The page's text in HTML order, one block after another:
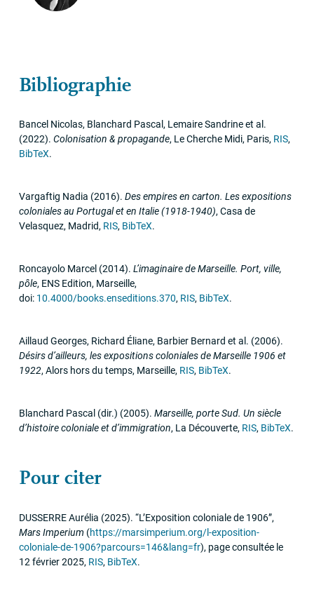
Bibliographie
Bancel Nicolas, Blanchard Pascal, Lemaire Sandrine et al.
(2022). Colonisation & propagande, Le Cherche Midi, Paris, RIS,
BibTeX.
Vargaftig Nadia (2016). Des empires en carton. Les expositions
coloniales au Portugal et en Italie (1918-1940),Casa de
Velasquez, Madrid, RIS, BibTeX.
Roncayolo Marcel (2014). L’imaginaire de Marseille. Port, ville,
pôle, ENSEdition, Marseille,
doi: 10.4000/books.enseditions.370, RIS, BibTeX.
Aillaud Georges, Richard Éliane, Barbier Bernard et al. (2006).
Désirs d’ailleurs, les expositions coloniales de Marseille 1906 et
1922,Alors hors du temps, Marseille, RIS, BibTeX.
Blanchard Pascal (dir.) (2005). Marseille, porte Sud. Un siècle
d’histoire coloniale et d’immigration, La Découverte, RIS, BibTeX.
Pour citer
DUSSERREAurélia (2025). “L’Exposition coloniale de 1906”,
Mars Imperium (https://marsimperium.org/l-exposition-
coloniale-de-1906?parcours=146&lang=fr), page consultée le
12 février 2025, RIS, BibTeX.